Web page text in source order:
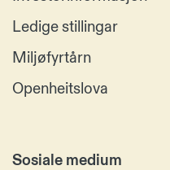
Ledige stillingar
Miljøfyrtårn
Openheitslova
Sosiale medium